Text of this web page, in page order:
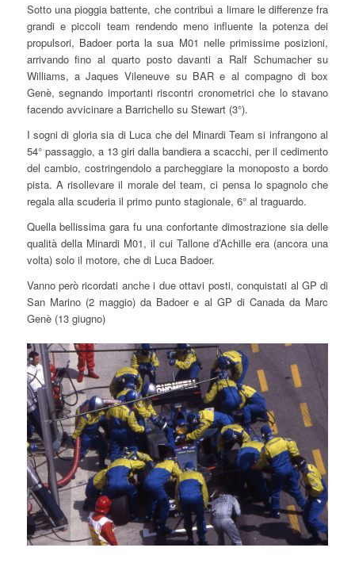
Sotto una pioggia battente, che contribuì a limare le differenze fra
grandi e piccoli team rendendo meno influente la potenza dei
propulsori, Badoer porta la sua M01 nelle primissime posizioni,
arrivando fino al quarto posto davanti a Ralf Schumacher su
Williams, a Jaques Vileneuve su BAR e al compagno di box
Genè, segnando importanti riscontri cronometrici che lo stavano
facendo avvicinare a Barrichello su Stewart (3°).
I sogni di gloria sia di Luca che del Minardi Team si infrangono al
54° passaggio, a 13 giri dalla bandiera a scacchi, per il cedimento
del cambio, costringendolo a parcheggiare la monoposto a bordo
pista. A risollevare il morale del team, ci pensa lo spagnolo che
regala alla scuderia il primo punto stagionale, 6° al traguardo.
Quella bellissima gara fu una confortante dimostrazione sia delle
qualità della Minardi M01, il cui Tallone d’Achille era (ancora una
volta) solo il motore, che di Luca Badoer.
Vanno però ricordati anche i due ottavi posti, conquistati al GP di
San Marino (2 maggio) da Badoer e al GP di Canada da Marc
Genè (13 giugno)